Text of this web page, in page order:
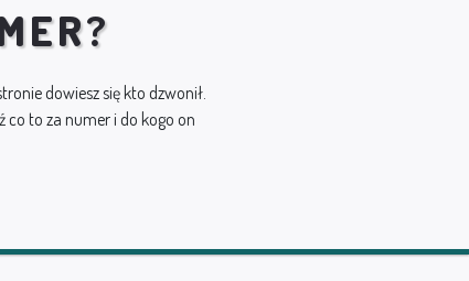
dowiesz się kto dzwonił.
to za numer i do kogo on